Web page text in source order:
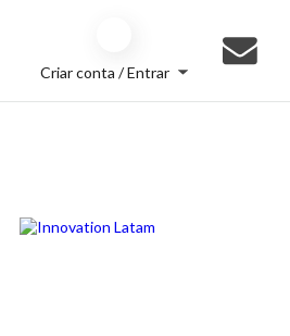
Criar conta / Entrar